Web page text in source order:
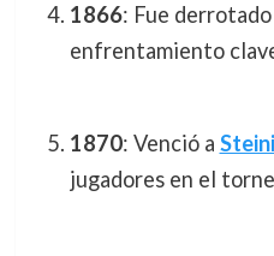
1866: Fue
enfrentamiento
1870: Venció a
jugadores en el